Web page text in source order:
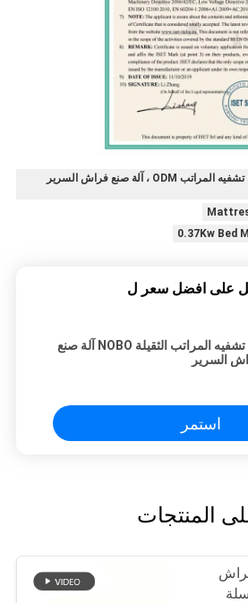
آلة تشفيه المراتب الثقيلة ، آلة تشفيه المراتب ODM ، آلة صنع فراش السرير
0.37Kw Bed
على افضل سعر ل
آلة تشفيه المراتب الثقيلة NOBO آلة صنع
السرير
استمر
المنتجات
مم فراش